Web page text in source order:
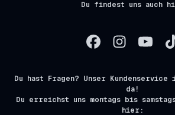
Du findest uns auch
Du hast Fragen? Unser
da!
Du erreichst uns montags bis
hier: